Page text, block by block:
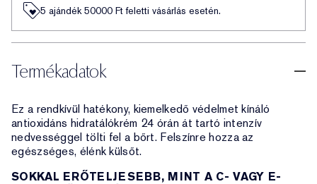
5 ajándék 50000​ Ft feletti vásárlás esetén.
Termékadatok
Ez a rendkívül hatékony, kiemelkedő védelmet kínáló
antioxidáns hidratálókrém 24 órán át tartó intenzív
nedvességgel tölti fel a bőrt. Felszínre hozza az
egészséges, élénk külsőt.
SOKKAL ERŐTELJESEBB, MINT A C- VAGY E-